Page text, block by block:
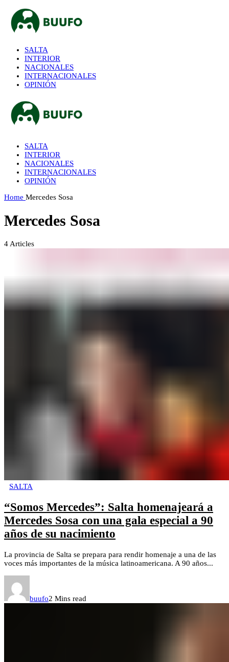
SALTA
INTERIOR
NACIONALES
INTERNACIONALES
OPINIÓN
SALTA
INTERIOR
NACIONALES
INTERNACIONALES
OPINIÓN
Home Mercedes Sosa
Mercedes Sosa
4Articles
SALTA
“Somos Mercedes”: Salta homenajeará a
Mercedes Sosa con una gala especial a 90
años de su nacimiento
La provincia de Salta se prepara para rendir homenaje a una de las
voces más importantes de la música latinoamericana. A 90 años...
buufo2 Mins read